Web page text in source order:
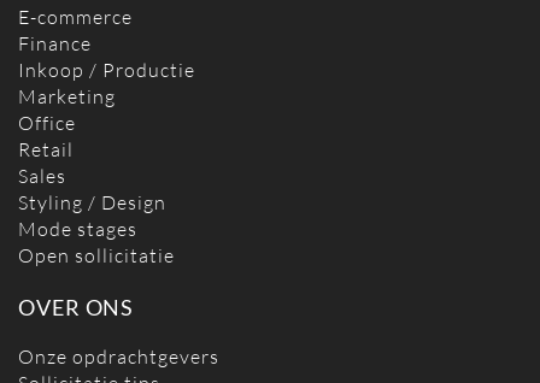
E-commerce
Finance
Inkoop / Productie
Marketing
Office
Retail
Sales
Styling / Design
Mode stages
Open sollicitatie
OVER ONS
Onze opdrachtgevers